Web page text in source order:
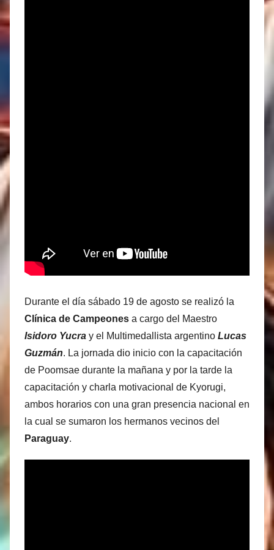
Durante el día sábado 19 de agosto se realizó la
Clínica de Campeones a cargo del Maestro
Isidoro Yucra y el Multimedallista argentino Lucas
Guzmán. La jornada dio inicio con la capacitación
de Poomsae durante la mañana y por la tarde la
capacitación y charla motivacional de Kyorugi,
ambos horarios con una gran presencia nacional en
la cual se sumaron los hermanos vecinos del
Paraguay.